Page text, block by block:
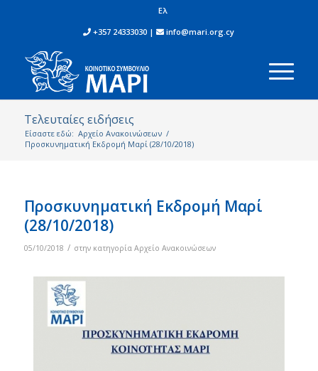
Ελ
+357 24333030 |
info@mari.org.cy
Τελευταίες ειδήσεις
Είσαστε εδώ: Αρχείο Ανακοινώσεων /
Προσκυνηματική Εκδρομή Μαρί (28/10/2018)
Προσκυνηματική Εκδρομή Μαρί
(28/10/2018)
05/10/2018 / στην κατηγορία Αρχείο Ανακοινώσεων